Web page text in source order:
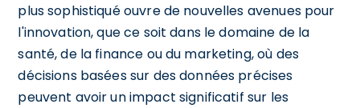
plus sophistiqué ouvre de nouvelles avenues pour
l'innovation, que ce soit dans le domaine de la
santé, de la finance ou du marketing, où des
décisions basées sur des données précises
peuvent avoir un impact significatif sur les